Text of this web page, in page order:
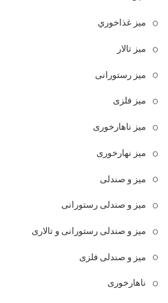
ميز غذاخوري
میز تالار
میز رستورانی
میز فلزی
میز ناهارخوری
میز نهارخوری
میز و صندلی
میز و صندلی رستورانی
میز و صندلی رستورانی و تالاری
میز و صندلی فلزی
ناهارخوری